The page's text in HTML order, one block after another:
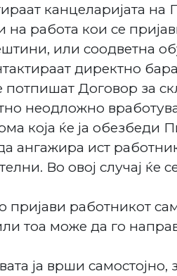
канцеларијата
на работа кои се
или соодветна
директно
потпишат Договор за
неодложно
која ќе ја обезбеди
ангажира ист
Во овој случај ќе
пријави работникот
тоа може да го
ја врши